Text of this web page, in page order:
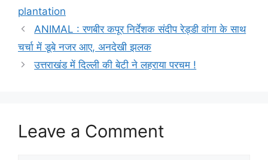
plantation
ANIMAL : रणबीर कपूर निर्देशक संदीप रेड्डी वांगा के साथ
चर्चा में डूबे नजर आए, अनदेखी झलक
उत्तराखंड में दिल्ली की बेटी ने लहराया परचम !
Leave a Comment